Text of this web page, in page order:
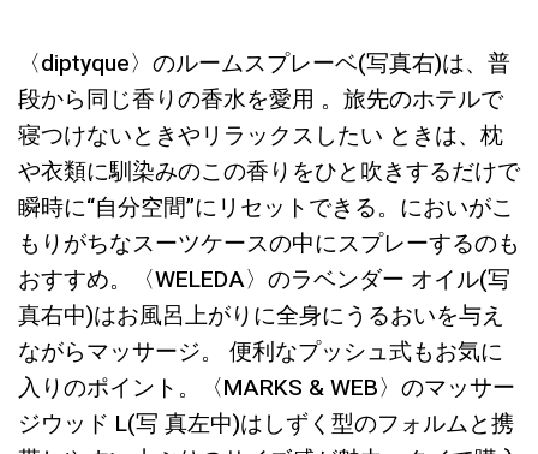
〈diptyque〉のルームスプレーベ(写真右)は、普
段から同じ香りの香水を愛用 。旅先のホテルで
寝つけないときやリラックスしたい ときは、枕
や衣類に馴染みのこの香りをひと吹きするだけで
瞬時に“自分空間”にリセットできる。においがこ
もりがちなスーツケースの中にスプレーするのも
おすすめ。〈WELEDA〉のラベンダー オイル(写
真右中)はお風呂上がりに全身にうるおいを与え
ながらマッサージ。 便利なプッシュ式もお気に
入りのポイント。〈MARKS & WEB〉のマッサー
ジウッド L(写 真左中)はしずく型のフォルムと携